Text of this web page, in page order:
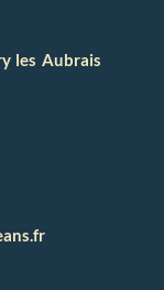
les Aubrais